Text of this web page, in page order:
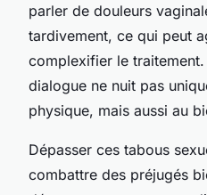
parler de douleurs
tardivement, ce qui peut
complexifier le
dialogue ne nuit pas
physique, mais aussi au
Dépasser ces tabous
combattre des préjugés